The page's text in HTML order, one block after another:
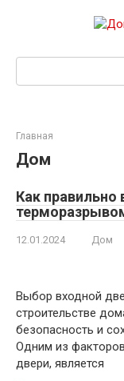
Главная
Дом
Как
12.01.2024 Дом
Выбор входной
строительстве
безопасность и
Одним из
двери, является